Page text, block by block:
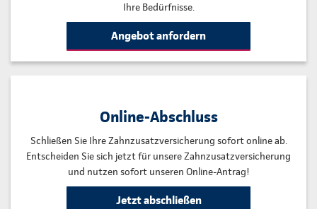
Ihre Bedürfnisse.
Angebot anfordern
Online-Abschluss
Schließen Sie Ihre Zahnzusatzversicherung sofort online ab.
Entscheiden Sie sich jetzt für unsere Zahnzusatzversicherung
und nutzen sofort unseren Online-Antrag!
Jetzt abschließen